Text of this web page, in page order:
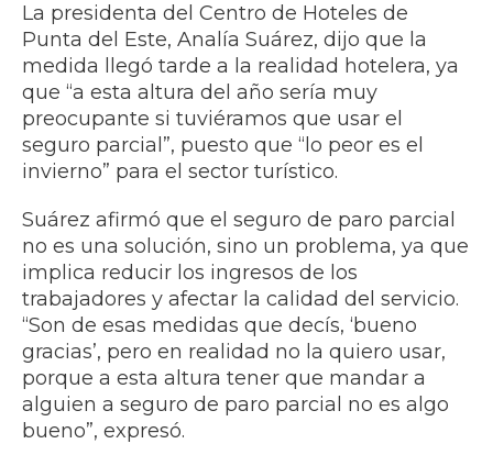
La presidenta del Centro de Hoteles de
Punta del Este, Analía Suárez, dijo que la
medida llegó tarde a la realidad hotelera, ya
que “a esta altura del año sería muy
preocupante si tuviéramos que usar el
seguro parcial”, puesto que “lo peor es el
invierno” para el sector turístico.
Suárez afirmó que el seguro de paro parcial
no es una solución, sino un problema, ya que
implica reducir los ingresos de los
trabajadores y afectar la calidad del servicio.
“Son de esas medidas que decís, ‘bueno
gracias’, pero en realidad no la quiero usar,
porque a esta altura tener que mandar a
alguien a seguro de paro parcial no es algo
bueno”, expresó.